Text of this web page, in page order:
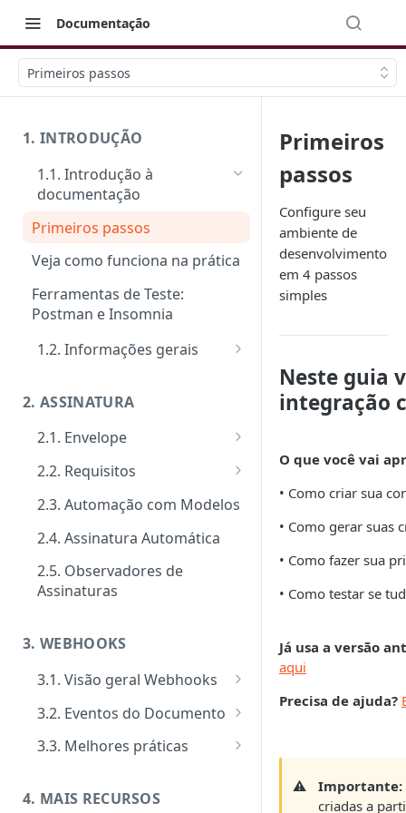
Documentação
Primeiros passos
1. INTRODUÇÃO
1.1. Introdução à
documentação
Primeiros passos
Veja como funciona na prática
Ferramentas de Teste:
Postman e Insomnia
1.2. Informações gerais
Suporte
Limite de requisições
Mensagens de erro
Segurança
2. ASSINATURA
2.1. Envelope
Guia de criação: O passo a
passo padrão
Signatários
Tipos de notificações para os
signatários
das notificações
Notificações
Envelopes
Eventos
Ativação performática: alta
escala e assincronismo
Regras de finalização de
2.2. Requisitos
Tipos de requisitos de
Tipos de requisitos de
autenticação
2.3. Automação com Modelos
2.4. Assinatura Automática
2.5. Observadores de
Assinaturas
3. WEBHOOKS
3.1. Visão geral Webhooks
Cadastro de Webhooks via APP
Cadastro de Webhooks via API
3.2. Eventos do Documento
Evento Add Signer
Exceeded
3.3. Melhores práticas
4. MAIS RECURSOS
Primeiros
passos
Configure seu
ambiente de
desenvolvimento
em 4 passos
simples
Neste guia
integração
O que você vai
• Como criar sua
• Como gerar suas
• Como fazer sua
• Como testar se
Já usa a versão
aqui
Precisa de ajuda?
⚠️ Importante:
criadas a